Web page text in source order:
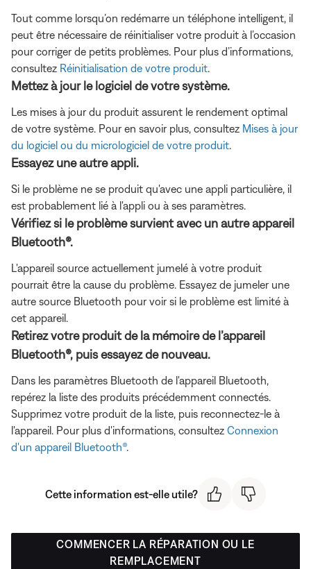
Tout comme lorsqu’on redémarre un téléphone intelligent, il
peut être nécessaire de réinitialiser votre produit à l’occasion
pour corriger de petits problèmes. Pour plus d’informations,
consultez Réinitialisation de votre produit
Mettez à jour le logiciel de votre système.
Les mises à jour du produit assurent le rendement optimal
de votre système. Pour en savoir plus, consultez Mises à jour
du logiciel ou du micrologiciel de votre produit
Essayez une autre appli.
Si le problème ne se produit qu'avec une appli particulière, il
est probablement lié à l'appli ou à ses paramètres.
Vérifiez si le problème survient avec un autre appareil
Bluetooth®.
L'appareil source actuellement jumelé à votre produit
pourrait être la cause du problème. Essayez de jumeler une
autre source Bluetooth pour voir si le problème est limité à
cet appareil.
Retirez votre produit de la mémoire de l’appareil
Bluetooth®, puis essayez de nouveau.
Dans les paramètres Bluetooth de l'appareil Bluetooth,
repérez la liste des produits précédemment connectés.
Supprimez votre produit de la liste, puis reconnectez-le à
l'appareil. Pour plus d'informations, consultez Connexion
d'un appareil Bluetooth®.
Cette information est-elle utile?
COMMENCER LA RÉPARATION OU LE
REMPLACEMENT